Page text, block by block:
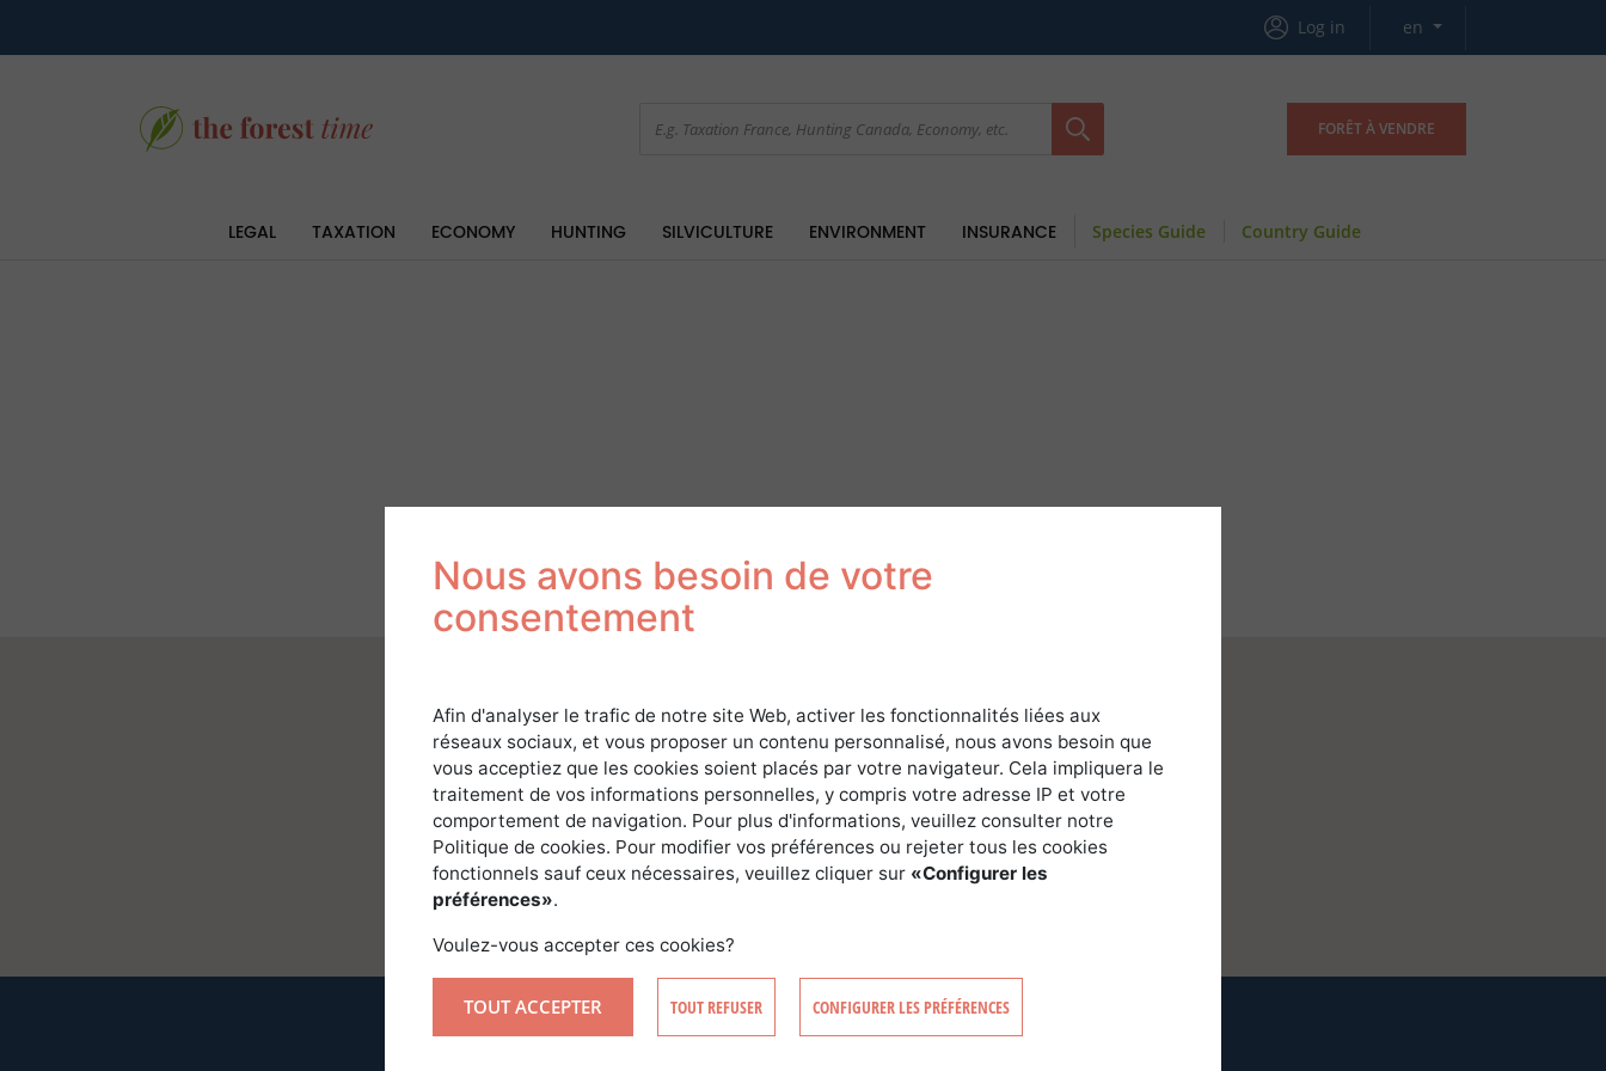
Log in en
FORÊT À VENDRE
LEGAL TAXATION ECONOMY HUNTING SILVICULTURE ENVIRONMENT INSURANCE Species Guide Country Guide
Sign in
SIGN IN
Nous avons besoin de votre
consentement
Afin d'analyser le trafic de notre site Web, activer les fonctionnalités liées aux
réseaux sociaux, et vous proposer un contenu personnalisé, nous avons besoin que
vous acceptiez que les cookies soient placés par votre navigateur. Cela impliquera le
traitement de vos informations personnelles, y compris votre adresse IP et votre
comportement de navigation. Pour plus d'informations, veuillez consulter notre
Politique de cookies. Pour modifier vos préférences ou rejeter tous les cookies
fonctionnels sauf ceux nécessaires, veuillez cliquer sur «Configurer les
préférences».
Voulez-vous accepter ces cookies?
TOUT ACCEPTER TOUT REFUSER CONFIGURER LES PRÉFÉRENCES